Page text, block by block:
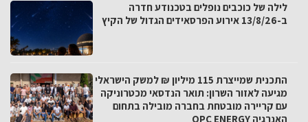
לילה של כוכבים נופלים בטכנודע חדרה
ב-13/8/26 אירוע הפרסאידים הגדול של הקיץ
התכנית שמייצרת 115 מיליון ₪ למשק הישראלי
מגיעה לאזור השרון: תואר הנדסאי מכטרוניקה
עם קריירה מובטחת בחברה מובילה בתחום
האנרגיה OPC ENERGY